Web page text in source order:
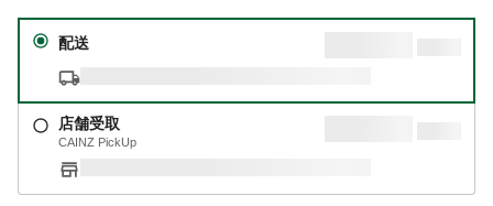
配送
店舗受取
CAINZ PickUp